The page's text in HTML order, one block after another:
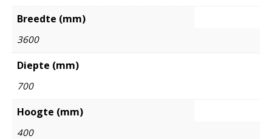
Breedte (mm)
3600
Diepte (mm)
700
Hoogte (mm)
400